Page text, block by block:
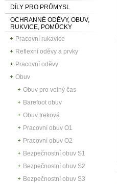
DÍLY PRO PRŮMYSL
OCHRANNÉ ODĚVY, OBUV,
RUKVICE, POMŮCKY
Pracovní rukavice
Reflexní oděvy a prvky
Pracovní oděvy
Obuv
Obuv pro volný čas
Barefoot obuv
Obuv treková
Pracovní obuv O1
Pracovní obuv O2
Bezpečnostní obuv S1
Bezpečnostní obuv S2
Bezpečnostní obuv S3